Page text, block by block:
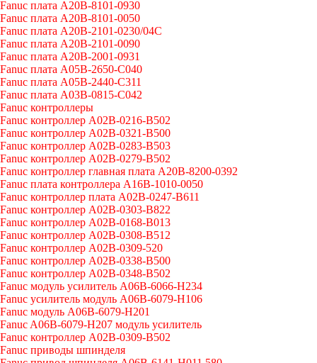
Fanuc плата A20B-8101-0930
Fanuc плата A20B-8101-0050
Fanuc плата A20B-2101-0230/04C
Fanuc плата A20B-2101-0090
Fanuc плата A20B-2001-0931
Fanuc плата A05B-2650-C040
Fanuc плата A05B-2440-C311
Fanuc плата A03B-0815-C042
Fanuc контроллеры
Fanuc контроллер A02B-0216-B502
Fanuc контроллер A02B-0321-B500
Fanuc контроллер A02B-0283-B503
Fanuc контроллер A02B-0279-B502
Fanuc контроллер главная плата A20B-8200-0392
Fanuc плата контроллера A16B-1010-0050
Fanuc контроллер плата A02B-0247-B611
Fanuc контроллер A02B-0303-B822
Fanuc контроллер A02B-0168-B013
Fanuc контроллер A02B-0308-B512
Fanuc контроллер A02B-0309-520
Fanuc контроллер A02B-0338-B500
Fanuc контроллер A02B-0348-B502
Fanuc модуль усилитель A06B-6066-H234
Fanuc усилитель модуль A06B-6079-H106
Fanuc модуль A06B-6079-H201
Fanuc A06B-6079-H207 модуль усилитель
Fanuc контроллер A02B-0309-B502
Fanuc приводы шпинделя